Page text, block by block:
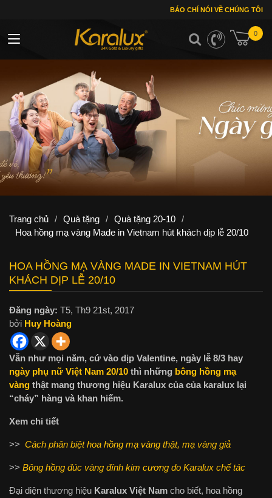
BÁO CHÍ NÓI VỀ CHÚNG TÔI
0
Toggle navigation
Trang chủ / Quà tặng / Quà tặng 20-10 /
Hoa hồng mạ vàng Made in Vietnam hút khách dịp lễ 20/10
HOA HỒNG MẠ VÀNG MADE IN VIETNAM HÚT
KHÁCH DỊP LỄ 20/10
Đăng ngày: T5, Th9 21st, 2017
bởi Huy Hoàng
Vẫn như mọi năm, cứ vào dịp Valentine, ngày lễ 8/3 hay
ngày phụ nữ Việt Nam 20/10 thì những bông hồng mạ
vàng thật mang thương hiệu Karalux của của karalux lại
“cháy” hàng và khan hiếm.
Xem chi tiết
>> Cách phân biệt hoa hồng mạ vàng thật, mạ vàng giả
>> Bông hồng đúc vàng đính kim cương do Karalux chế tác
Đại diện thương hiệu Karalux Việt Nam cho biết, hoa hồng